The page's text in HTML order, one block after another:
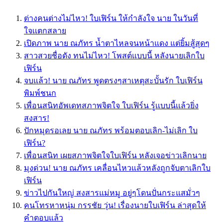
ต่างคนต่างไม่ไหว! ใบเฟิร์น ให้กำลังใจ นาย ในวันที่
ใจเเตกสลาย
เปิดภาพ นาย ณภัทร น้ำตาไหลจนหน้าแดง แต่ยิ้มสู้สุดๆ
สาวสวยชื่อดัง ทนไม่ไหว! โพสต์แบบนี้ หลังนายเลิกใบ
เฟิร์น
จบแล้ว! นาย ณภัทร พูดตรงๆสาเหตุสะบั้นรัก ใบเฟิร์น
พิมพ์ชนก
เพื่อนสนิทอัพเดทสภาพจิตใจ ใบเฟิร์น รู้เเบบนี้เเล้วยิ่ง
สงสาร!
ปักหมุดรอเลย นาย ณภัทร พร้อมตอบเลิก-ไม่เลิก ใบ
เฟิร์น?
เพื่อนสนิท เผยสภาพจิตใจใบเฟิร์น หลังเจอข่าวเลิกนาย
มุงด่วน! นาย ณภัทร เคลื่อนไหวแล้วหลังถูกจับตาเลิกใบ
เฟิร์น
ข่าวไปกันใหญ่ สงสารแม่หมู อยู่ๆโดนปั่นกระแสมั่วๆ
คนโทรหาหนุ่ม กรรชัย วุ่น! เรื่องนายใบเฟิร์น ล่าสุดให้
คำตอบแล้ว